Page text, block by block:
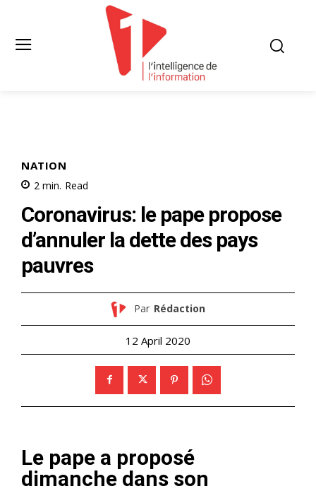
NATION
2 min. Read
Coronavirus: le pape propose
d’annuler la dette des pays
pauvres
Par Rédaction
12 April 2020
Le pape a proposé
dimanche dans son